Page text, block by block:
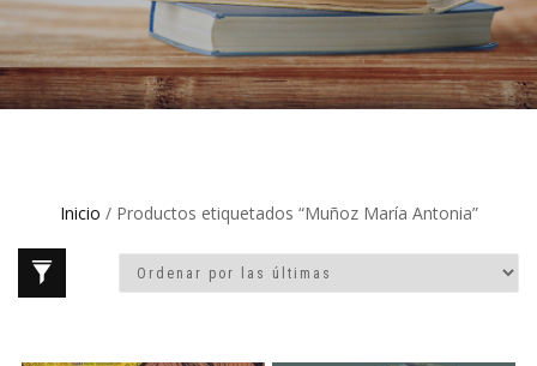
Inicio / Productos etiquetados “Muñoz María Antonia”